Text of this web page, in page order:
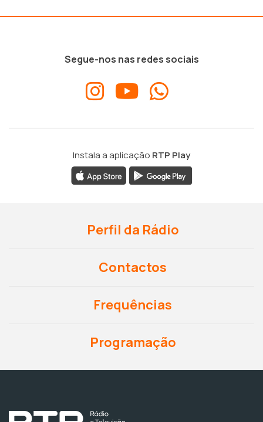
Segue-nos nas redes sociais
Instala a aplicação RTP Play
Perfil da Rádio
Contactos
Frequências
Programação